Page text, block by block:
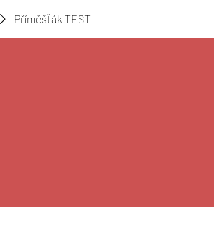
Příměšťák TEST